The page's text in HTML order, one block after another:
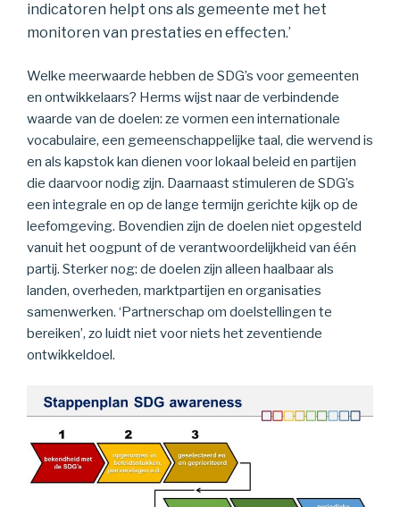
indicatoren helpt ons als gemeente met het
monitoren van prestaties en effecten.’
Welke meerwaarde hebben de SDG’s voor gemeenten
en ontwikkelaars? Herms wijst naar de verbindende
waarde van de doelen: ze vormen een internationale
vocabulaire, een gemeenschappelijke taal, die wervend is
en als kapstok kan dienen voor lokaal beleid en partijen
die daarvoor nodig zijn. Daarnaast stimuleren de SDG’s
een integrale en op de lange termijn gerichte kijk op de
leefomgeving. Bovendien zijn de doelen niet opgesteld
vanuit het oogpunt of de verantwoordelijkheid van één
partij. Sterker nog: de doelen zijn alleen haalbaar als
landen, overheden, marktpartijen en organisaties
samenwerken. ‘Partnerschap om doelstellingen te
bereiken’, zo luidt niet voor niets het zeventiende
ontwikkeldoel.